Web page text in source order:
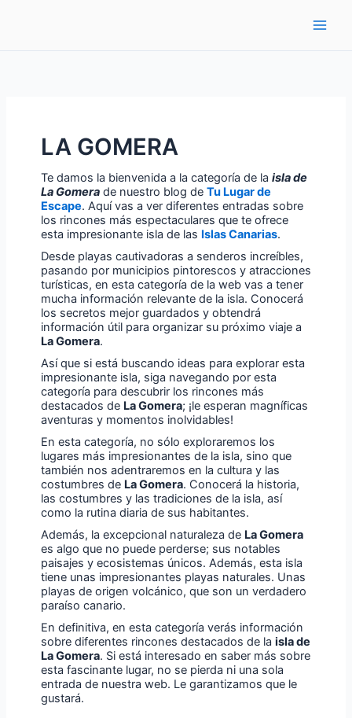
LA GOMERA
Te damos la bienvenida a la categoría de la isla de
La Gomerade nuestro blog de Tu Lugar de
Escape. Aquí vas a ver diferentes entradas sobre
los rincones más espectaculares que te ofrece
esta impresionante isla de las Islas Canarias.
Desde playas cautivadoras a senderos increíbles,
pasando por municipios pintorescos y atracciones
turísticas, en esta categoría de la web vas a tener
mucha información relevante de la isla. Conocerá
los secretos mejor guardados y obtendrá
información útil para organizar su próximo viaje a
La Gomera.
Así que si está buscando ideas para explorar esta
impresionante isla, siga navegando por esta
categoría para descubrir los rincones más
destacados de La Gomera; ¡le esperan magníficas
aventuras y momentos inolvidables!
En esta categoría, no sólo exploraremos los
lugares más impresionantes de la isla, sino que
también nos adentraremos en la cultura y las
costumbres de La Gomera. Conocerá la historia,
las costumbres y las tradiciones de la isla, así
como la rutina diaria de sus habitantes.
Además, la excepcional naturaleza de La Gomera
es algo que no puede perderse; sus notables
paisajes y ecosistemas únicos. Además, esta isla
tiene unas impresionantes playas naturales. Unas
playas de origen volcánico, que son un verdadero
paraíso canario.
En definitiva, en esta categoría verás información
sobre diferentes rincones destacados de la isla de
La Gomera. Si está interesado en saber más sobre
esta fascinante lugar, no se pierda ni una sola
entrada de nuestra web. Le garantizamos que le
gustará.